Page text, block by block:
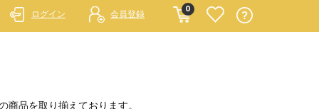
0
ログイン 会員登録
商品を取り揃えております。